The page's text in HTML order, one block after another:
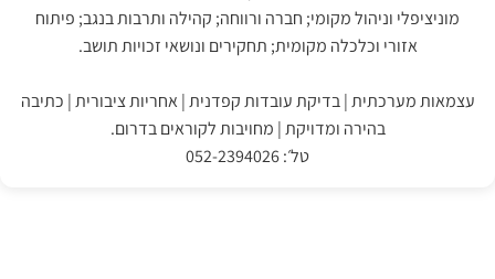
מוניציפלי וניהול מקומי; חברה ורווחה; קהילה ותרבות בנגב; פיתוח
אזורי וכלכלה מקומית; תחקירים ונושאי זכויות תושב.
עצמאות מערכתית | בדיקת עובדות קפדנית | אחריות ציבורית | כתיבה
בהירה ומדויקת | מחויבות לקוראים בדרום.
טל׳: 052-2394026